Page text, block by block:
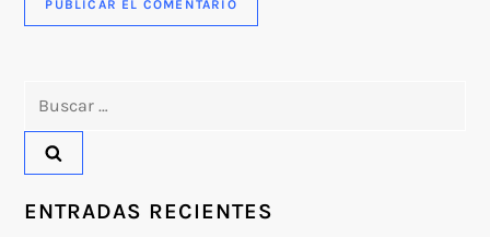
ENTRADAS RECIENTES